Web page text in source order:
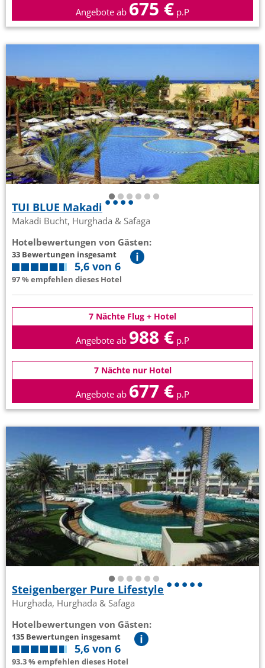
Angebote ab 675 € p.P
TUI BLUE Makadi
Makadi Bucht, Hurghada & Safaga
Hotelbewertungen von Gästen:
33 Bewertungen insgesamt
5,6 von 6
97 % empfehlen dieses Hotel
7 Nächte Flug + Hotel
Angebote ab 988 € p.P
7 Nächte nur Hotel
Angebote ab 677 € p.P
Steigenberger Pure Lifestyle
Hurghada, Hurghada & Safaga
Hotelbewertungen von Gästen:
135 Bewertungen insgesamt
5,6 von 6
93.3 % empfehlen dieses Hotel